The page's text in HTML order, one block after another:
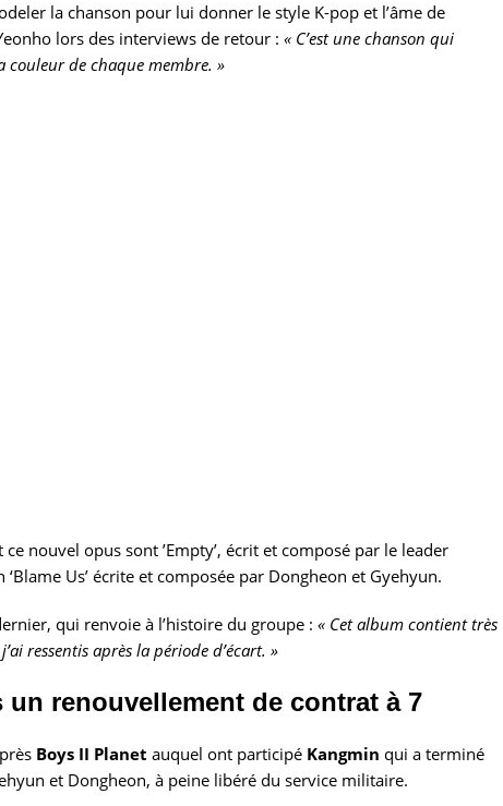
la chanson pour lui donner le style K-pop et l’âme de
lors des interviews de retour : « C’est une chanson qui
couleur de chaque membre. »
nouvel opus sont ’Empty’, écrit et composé par le leader
Us’ écrite et composée par Dongheon et Gyehyun.
qui renvoie à l’histoire du groupe : « Cet album contient très
ressentis après la période d’écart. »
un renouvellement de contrat à 7
Boys II Planet auquel ont participé Kangmin qui a terminé
et Dongheon, à peine libéré du service militaire.